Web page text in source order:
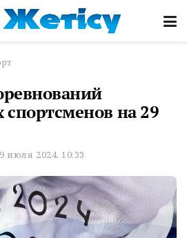
спортсменов на 29
июля 2024, 10:33